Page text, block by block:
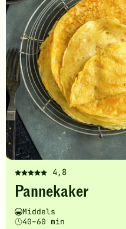
4,8
Denne
oppskriften
fått
Pannekaker
Vanskelighetsgrad
Middels
Tilberedningstid
40–60 min